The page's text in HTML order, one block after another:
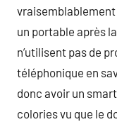
vraisemblablement
un portable après
n’utilisent pas de
téléphonique en
donc avoir un
colories vu que le